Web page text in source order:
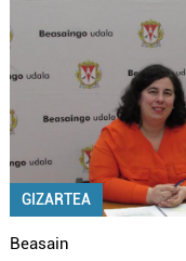
GIZARTEA
Beasain